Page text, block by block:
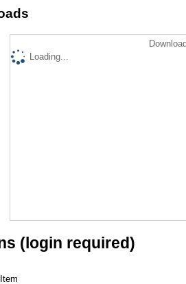
Loading...
(login required)